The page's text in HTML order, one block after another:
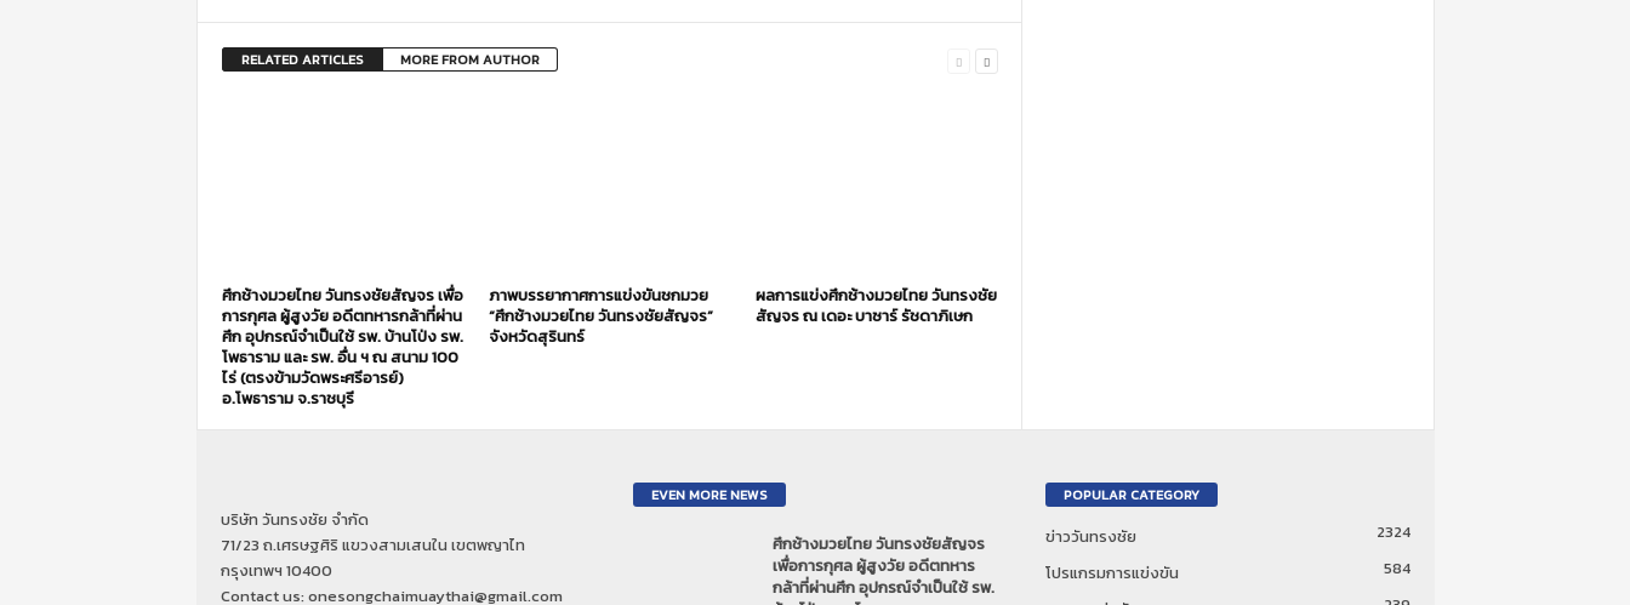
RELATED ARTICLES MORE FROM AUTHOR
ศึกช้างมวยไทย วันทรงชัยสัญจร เพื่อ
การกุศล ผู้สูงวัย อดีตทหารกล้าที่ผ่าน
ศึก อุปกรณ์จำเป็นใช้ รพ. บ้านโป่ง รพ.
โพธาราม และ รพ. อื่น ฯ ณ สนาม 100
ไร่ (ตรงข้ามวัดพระศรีอารย์)
อ.โพธาราม จ.ราชบุรี
ภาพบรรยากาศการแข่งขันชกมวย
“ศึกช้างมวยไทย วันทรงชัยสัญจร”
จังหวัดสุรินทร์
ผลการแข่งศึกช้างมวยไทย วันทรงชัย
สัญจร ณ เดอะ บาซาร์ รัชดาภิเษก
บริษัท วันทรงชัย จำกัด
71/23 ถ.เศรษฐศิริ แขวงสามเสนใน เขตพญาไท
กรุงเทพฯ 10400
Contact us: onesongchaimuaythai@gmail.com
EVEN MORE NEWS
ศึกช้างมวยไทย วันทรงชัยสัญจร
เพื่อการกุศล ผู้สูงวัย อดีตทหาร
กล้าที่ผ่านศึก อุปกรณ์จำเป็นใช้ รพ.
POPULAR CATEGORY
ข่าววันทรงชัย
2324
โปรแกรมการแข่งขัน
584